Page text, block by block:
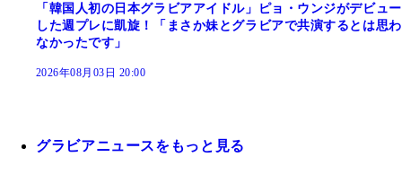
「韓国人初の日本グラビアアイドル」ピョ・ウンジがデビュー
した週プレに凱旋！「まさか妹とグラビアで共演するとは思わ
なかったです」
2026年08月03日 20:00
グラビアニュースをもっと見る